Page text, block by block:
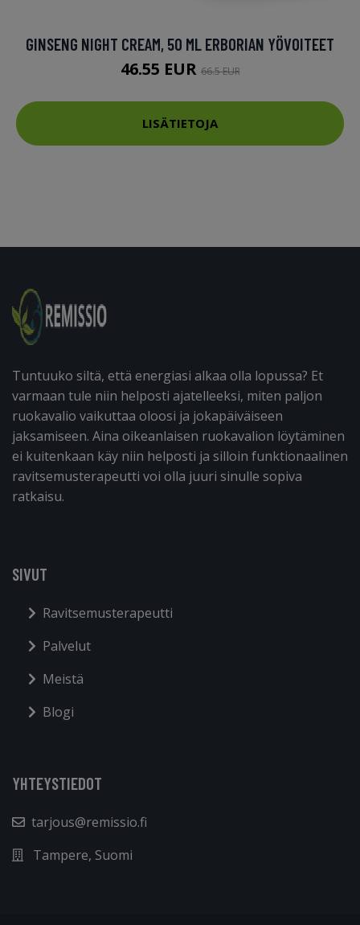
GINSENG NIGHT CREAM, 50 ML ERBORIAN YÖVOITEET
46.55 EUR66.5 EUR
LISÄTIETOJA
Tuntuuko siltä, että energiasi alkaa olla lopussa? Et
varmaan tule niin helposti ajatelleeksi, miten paljon
ruokavalio vaikuttaa oloosi ja jokapäiväiseen
jaksamiseen. Aina oikeanlaisen ruokavalion löytäminen
ei kuitenkaan käy niin helposti ja silloin funktionaalinen
ravitsemusterapeutti voi olla juuri sinulle sopiva
ratkaisu.
SIVUT
Ravitsemusterapeutti
Palvelut
Meistä
Blogi
YHTEYSTIEDOT
tarjous@remissio.fi
Tampere, Suomi